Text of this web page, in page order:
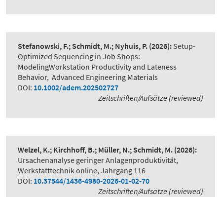
Stefanowski, F.; Schmidt, M.; Nyhuis, P. (2026): Setup-
Optimized Sequencing in Job Shops:
ModelingWorkstation Productivity and Lateness
Behavior, Advanced Engineering Materials
DOI: 10.1002/adem.202502727
Zeitschriften/Aufsätze (reviewed)
Welzel, K.; Kirchhoff, B.; Müller, N.; Schmidt, M. (2026):
Ursachenanalyse geringer Anlagenproduktivität,
Werkstatttechnik online, Jahrgang 116
DOI: 10.37544/1436-4980-2026-01-02-70
Zeitschriften/Aufsätze (reviewed)